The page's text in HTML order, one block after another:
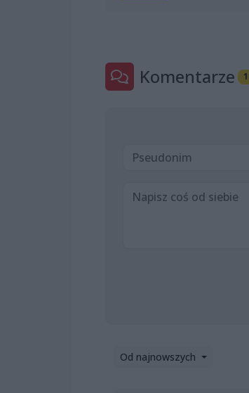
Komentarze
Od najnowszych